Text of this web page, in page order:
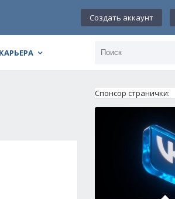
Создать аккаунт
КАРЬЕРА
Спонсор странички: